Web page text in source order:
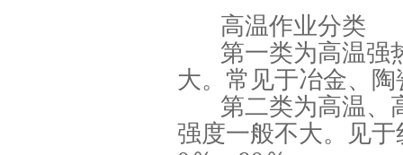
高温作业分类
第一类为高温强
大。常见于冶金、
第二类为高温、
强度一般不大。见